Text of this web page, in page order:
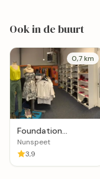
Ook in de buurt
0,7 km
Foundation
Kringloopcentrum
Circle
Nunspeet
3,9